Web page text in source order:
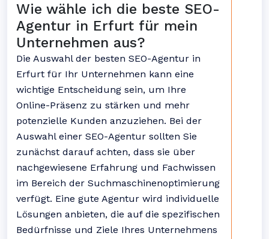
Wie wähle ich die beste SEO-
Agentur in Erfurt für mein
Unternehmen aus?
Die Auswahl der besten SEO-Agentur in
Erfurt für Ihr Unternehmen kann eine
wichtige Entscheidung sein, um Ihre
Online-Präsenz zu stärken und mehr
potenzielle Kunden anzuziehen. Bei der
Auswahl einer SEO-Agentur sollten Sie
zunächst darauf achten, dass sie über
nachgewiesene Erfahrung und Fachwissen
im Bereich der Suchmaschinenoptimierung
verfügt. Eine gute Agentur wird individuelle
Lösungen anbieten, die auf die spezifischen
Bedürfnisse und Ziele Ihres Unternehmens